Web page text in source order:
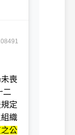
喪
二
定
織
公